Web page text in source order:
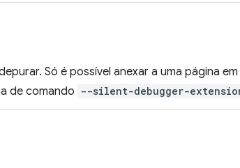
Só é possível anexar a uma página
de comando --silent-debugger-